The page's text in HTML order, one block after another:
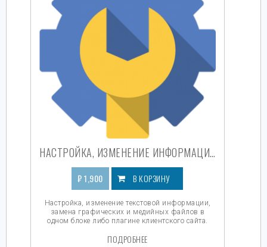
НАСТРОЙКА, ИЗМЕНЕНИЕ ИНФОРМАЦИИ, ЗАМЕНА ГРАФИЧЕСКИХ И МЕДИЙНЫХ ФАЙЛОВ ЗА 1 БЛОК
₽1,900 В КОРЗИНУ
Настройка, изменение текстовой информации,
замена графических и медийных файлов в
одном блоке либо плагине клиентского сайта.
ПОДРОБНЕЕ